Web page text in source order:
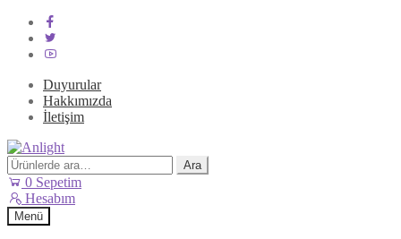
Duyurular
Hakkımızda
İletişim
Dolaşıma
geç
İçeriğe
geç
Ara: Ara
0 Sepetim
Hesabım
Menü